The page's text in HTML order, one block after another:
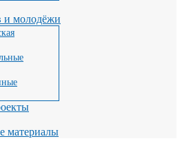
и молодёжи
материалы